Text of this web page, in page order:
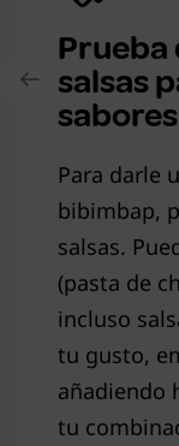
salsas
sabores
Para darle
bibimbap,
salsas.
(pasta de
incluso
tu gusto,
añadiendo
tu